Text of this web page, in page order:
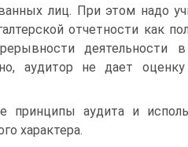
лиц. При этом надо
отчетности как
аудитор не дает
принципы аудита и
характера.